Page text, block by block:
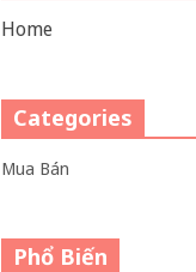
Home
Categories
Mua Bán
Phổ Biến